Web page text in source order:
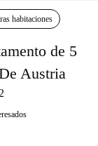
habitaciones
de 5
Austria